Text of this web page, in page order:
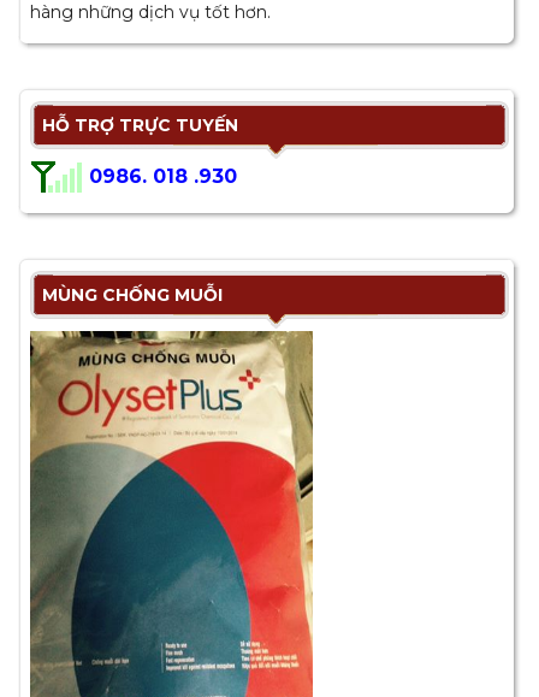
hàng những dịch vụ tốt hơn.
HỖ TRỢ TRỰC TUYẾN
0986. 018 .930
MÙNG CHỐNG MUỖI